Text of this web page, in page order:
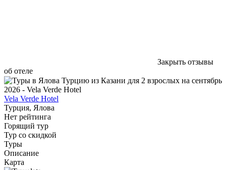
Закрыть отзывы
об отеле
Vela Verde Hotel
Турция, Ялова
Нет рейтинга
Горящий тур
Тур со скидкой
Туры
Описание
Карта